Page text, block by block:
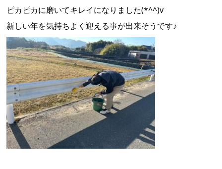
ピカピカに磨いてキレイになりました(*^^)v
新しい年を気持ちよく迎える事が出来そうです♪